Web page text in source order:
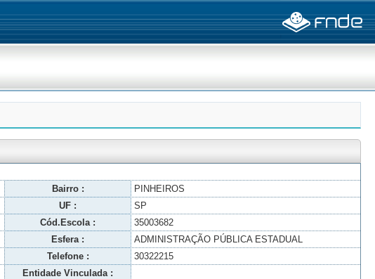
Bairro :
PINHEIROS
UF :
SP
Cód.Escola :
35003682
Esfera :
ADMINISTRAÇÃO PÚBLICA ESTADUAL
Telefone :
30322215
Entidade Vinculada :